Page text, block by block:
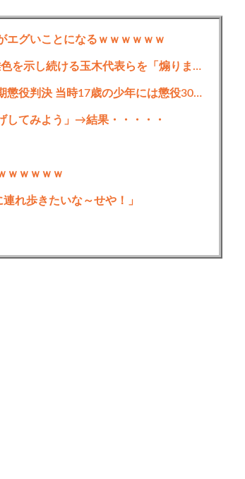
ｗｗ
エグいことになるｗｗｗｗｗｗ
【仰天】「選挙公約ですが、、、?」高市総理、減税に難色を示し続ける玉木代表らを「煽りまくるwwwww」
江別大学生暴行死､主犯格の特定少年･川口侑斗被告に無期懲役判決 当時17歳の少年には懲役30年の判決
してみよう」→結果・・・・・
ｗｗｗｗｗ
れ歩きたいな～せや！」